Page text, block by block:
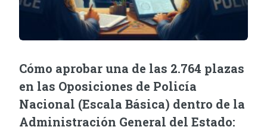
Cómo aprobar una de las 2.764 plazas
en las Oposiciones de Policía
Nacional (Escala Básica) dentro de la
Administración General del Estado: